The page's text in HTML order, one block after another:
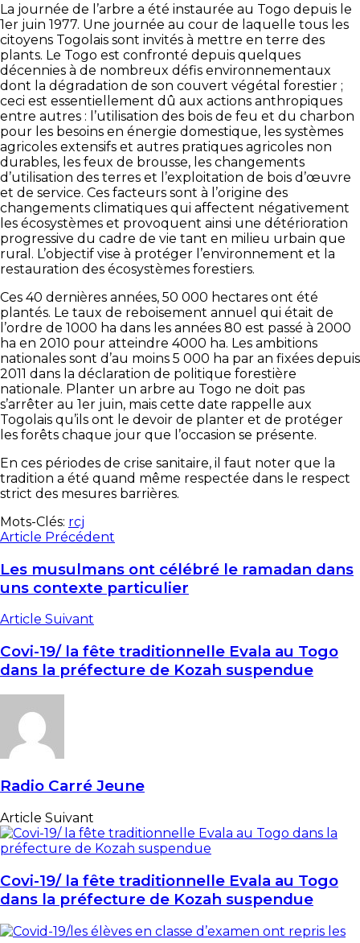
La journée de l’arbre a été instaurée au Togo depuis le
1er juin 1977. Une journée au cour de laquelle tous les
citoyens Togolais sont invités à mettre en terre des
plants. Le Togo est confronté depuis quelques
décennies à de nombreux défis environnementaux
dont la dégradation de son couvert végétal forestier ;
ceci est essentiellement dû aux actions anthropiques
entre autres : l’utilisation des bois de feu et du charbon
pour les besoins en énergie domestique, les systèmes
agricoles extensifs et autres pratiques agricoles non
durables, les feux de brousse, les changements
d’utilisation des terres et l’exploitation de bois d’œuvre
et de service. Ces facteurs sont à l’origine des
changements climatiques qui affectent négativement
les écosystèmes et provoquent ainsi une détérioration
progressive du cadre de vie tant en milieu urbain que
rural. L’objectif vise à protéger l’environnement et la
restauration des écosystèmes forestiers.
Ces 40 dernières années, 50 000 hectares ont été
plantés. Le taux de reboisement annuel qui était de
l’ordre de 1000 ha dans les années 80 est passé à 2000
ha en 2010 pour atteindre 4000 ha. Les ambitions
nationales sont d’au moins 5 000 ha par an fixées depuis
2011 dans la déclaration de politique forestière
nationale. Planter un arbre au Togo ne doit pas
s’arrêter au 1er juin, mais cette date rappelle aux
Togolais qu’ils ont le devoir de planter et de protéger
les forêts chaque jour que l’occasion se présente.
En ces périodes de crise sanitaire, il faut noter que la
tradition a été quand même respectée dans le respect
strict des mesures barrières.
Mots-Clés: rcj
Article Précédent
Les musulmans ont célébré le ramadan dans
uns contexte particulier
Article Suivant
Covi-19/ la fête traditionnelle Evala au Togo
dans la préfecture de Kozah suspendue
Radio Carré Jeune
Article Suivant
Covi-19/ la fête traditionnelle Evala au Togo
dans la préfecture de Kozah suspendue